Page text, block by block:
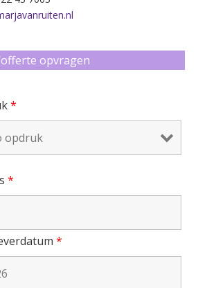
opvragen
*
*
*